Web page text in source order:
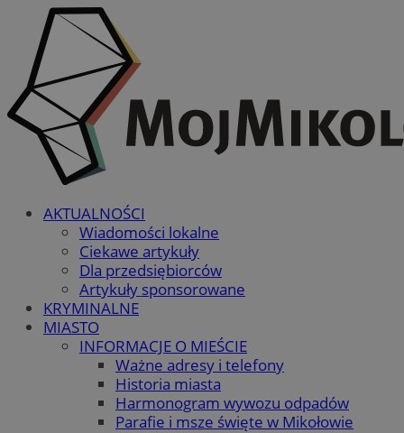
AKTUALNOŚCI
Wiadomości lokalne
Ciekawe artykuły
Dla przedsiębiorców
Artykuły sponsorowane
KRYMINALNE
MIASTO
INFORMACJE O MIEŚCIE
Ważne adresy i telefony
Historia miasta
Harmonogram wywozu odpadów
Parafie i msze święte w Mikołowie